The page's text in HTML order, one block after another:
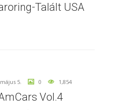
Talált USA
5. 0 1,854
Vol.4